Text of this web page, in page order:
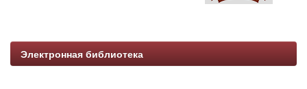
Электронная библиотека